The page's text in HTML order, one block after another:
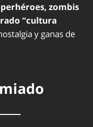
zombis
“cultura
y ganas de